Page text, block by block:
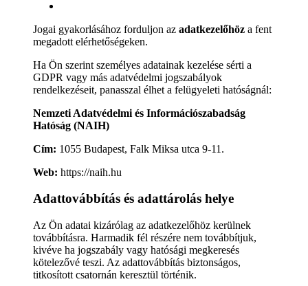
Jogai gyakorlásához forduljon az adatkezelőhöz a fent
megadott elérhetőségeken.
Ha Ön szerint személyes adatainak kezelése sérti a
GDPR vagy más adatvédelmi jogszabályok
rendelkezéseit, panasszal élhet a felügyeleti hatóságnál:
Nemzeti Adatvédelmi és Információszabadság
Hatóság (NAIH)
Cím: 1055 Budapest, Falk Miksa utca 9-11.
Web: https://naih.hu
Adattovábbítás és adattárolás helye
Az Ön adatai kizárólag az adatkezelőhöz kerülnek
továbbításra. Harmadik fél részére nem továbbítjuk,
kivéve ha jogszabály vagy hatósági megkeresés
kötelezővé teszi. Az adattovábbítás biztonságos,
titkosított csatornán keresztül történik.